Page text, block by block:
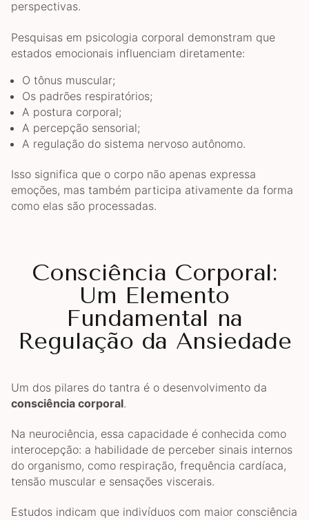
perspectivas.
Pesquisas em psicologia corporal demonstram que
estados emocionais influenciam diretamente:
O tônus muscular;
Os padrões respiratórios;
A postura corporal;
A percepção sensorial;
A regulação do sistema nervoso autônomo.
Isso significa que o corpo não apenas expressa
emoções, mas também participa ativamente da forma
como elas são processadas.
Consciência Corporal:
Um Elemento
Fundamental na
Regulação da Ansiedade
Um dos pilares do tantra é o desenvolvimento da
consciência corporal.
Na neurociência, essa capacidade é conhecida como
interocepção: a habilidade de perceber sinais internos
do organismo, como respiração, frequência cardíaca,
tensão muscular e sensações viscerais.
Estudos indicam que indivíduos com maior consciência